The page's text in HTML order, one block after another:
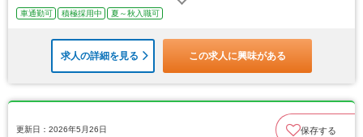
車通勤可 積極採用中 夏～秋入職可
求人の詳細を見る この求人に興味がある
更新日：2026年5月26日 保存する